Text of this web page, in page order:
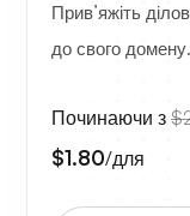
Прив’яжіть
до свого домену.
Починаючи з
$1.80/для